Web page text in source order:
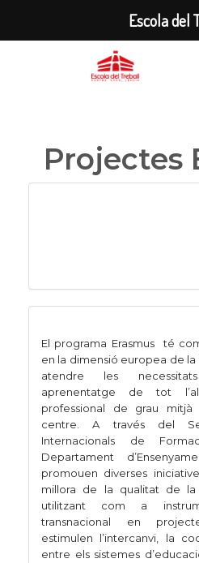
Projectes
El programa Erasmus té
en la dimensió europea de
atendre les
aprenentatge de tot
professional de grau
centre. A través del
Internacionals de
Departament
promouen diverses
millora de la qualitat de la
utilitzant com a
transnacional en
estimulen l’intercanvi, la
entre els sistemes
Escola del